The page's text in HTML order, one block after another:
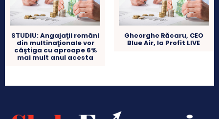
STUDIU: Angajaţii români
din multinaţionale vor
câştiga cu aproape 6%
mai mult anul acesta
Gheorghe Răcaru, CEO
Blue Air, la Profit LIVE